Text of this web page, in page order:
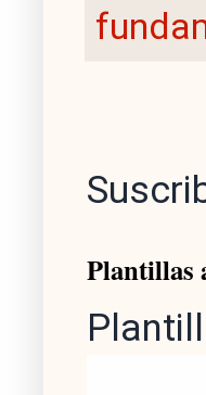
Plantillas